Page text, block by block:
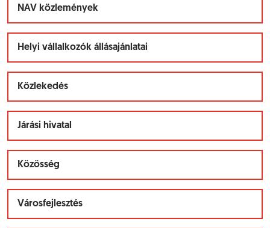
NAV közlemények
Helyi vállalkozók állásajánlatai
Közlekedés
Járási hivatal
Közösség
Városfejlesztés